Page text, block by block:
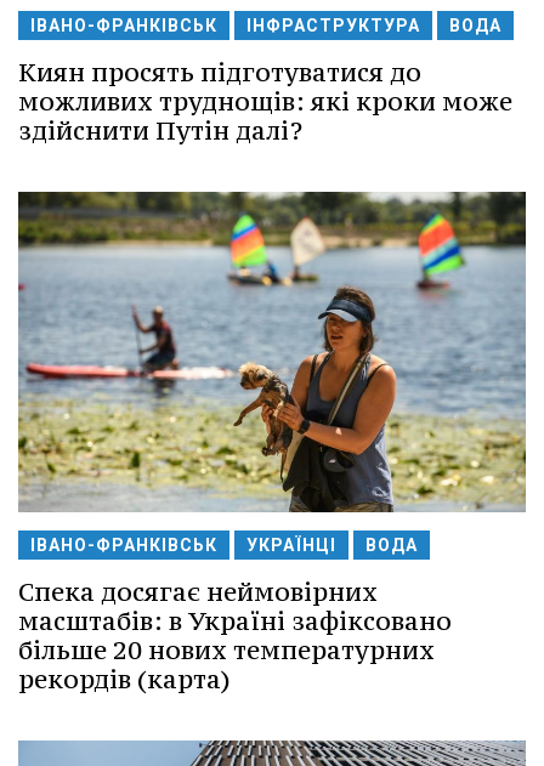
ІВАНО-ФРАНКІВСЬК ІНФРАСТРУКТУРА ВОДА
Киян просять підготуватися до
можливих труднощів: які кроки може
здійснити Путін далі?
ІВАНО-ФРАНКІВСЬК УКРАЇНЦІ ВОДА
Спека досягає неймовірних
масштабів: в Україні зафіксовано
більше 20 нових температурних
рекордів (карта)